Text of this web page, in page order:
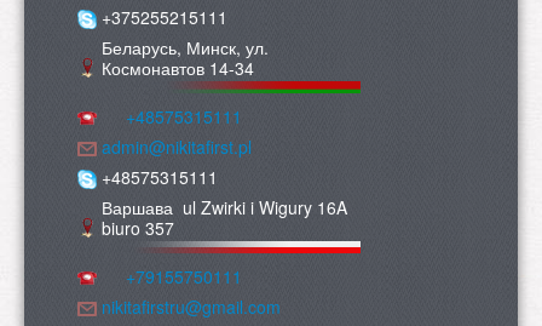
+375255215111
Беларусь, Минск, ул.
Космонавтов 14-34
+48575315111
admin@nikitafirst.pl
+48575315111
Варшава ul Zwirki i Wigury 16A
biuro 357
+79155750111
nikitafirstru@gmail.com